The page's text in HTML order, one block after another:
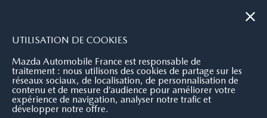
UTILISATION DE COOKIES
Mazda Automobile France est responsable de
traitement : nous utilisons des cookies de partage sur les
réseaux sociaux, de localisation, de personnalisation de
contenu et de mesure d’audience pour améliorer votre
expérience de navigation, analyser notre trafic et
développer notre offre.